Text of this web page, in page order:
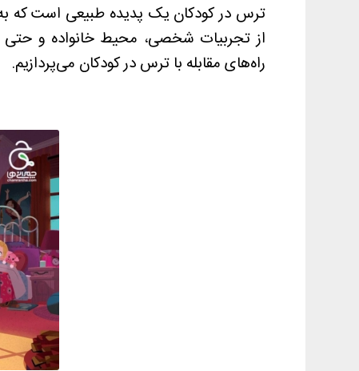
ترس در کودکان یک پدیده طبیعی است که
از تجربیات شخصی، محیط خانواده و حتی
راه‌های مقابله با ترس در کودکان می‌پردازیم.